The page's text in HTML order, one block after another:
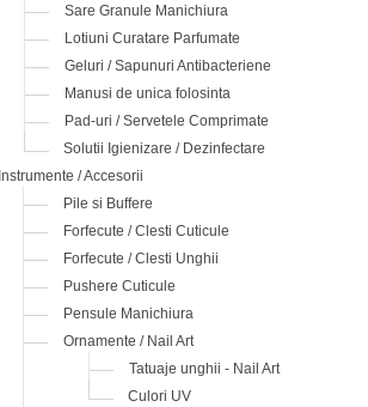
Sare Granule Manichiura
Lotiuni Curatare Parfumate
Geluri / Sapunuri Antibacteriene
Manusi de unica folosinta
Pad-uri / Servetele Comprimate
Solutii Igienizare / Dezinfectare
Instrumente / Accesorii
Pile si Buffere
Forfecute / Clesti Cuticule
Forfecute / Clesti Unghii
Pushere Cuticule
Pensule Manichiura
Ornamente / Nail Art
Tatuaje unghii - Nail Art
Culori UV